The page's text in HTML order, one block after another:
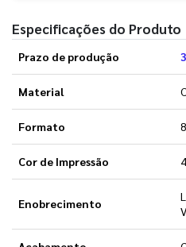
Especificações do Produto
Prazo de produção
Material
Formato
Cor de Impressão
Enobrecimento